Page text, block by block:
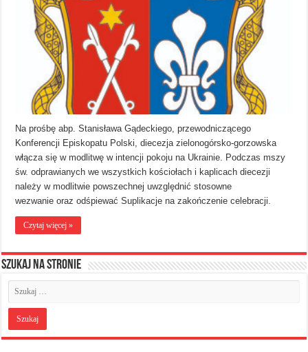
Na prośbę abp. Stanisława Gądeckiego, przewodniczącego
Konferencji Episkopatu Polski, diecezja zielonogórsko-gorzowska
włącza się w modlitwę w intencji pokoju na Ukrainie. Podczas mszy
św. odprawianych we wszystkich kościołach i kaplicach diecezji
należy w modlitwie powszechnej uwzględnić stosowne
wezwanie oraz odśpiewać Suplikacje na zakończenie celebracji.
Czytaj więcej »
Szukaj na stronie